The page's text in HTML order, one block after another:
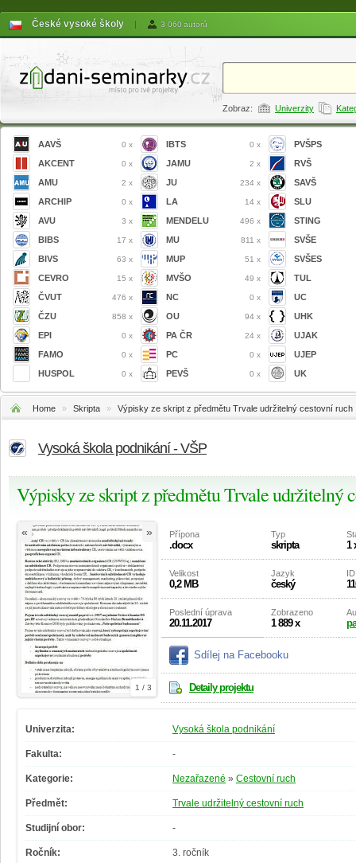
České vysoké školy | 3 060 autorů
Zobraz: Univerzity
AAVŠ 0 x
AKCENT 0 x
AMU 2 x
ARCHIP 0 x
AVU 3 x
BIBS 17 x
BIVS 63 x
CEVRO 15 x
ČVUT 476 x
ČZU 858 x
EPI 0 x
FAMO 0 x
HUSPOL 0 x
IBTS 0 x
JAMU 2 x
JU 234 x
LA 14 x
MENDELU 496 x
MU 811 x
MUP 51 x
MVŠO 49 x
NC 0 x
OU 94 x
PA ČR 24 x
PC 0 x
PEVŠ 0 x
PVŠPS
RVŠ
SAVŠ
SLU
STING
SVŠE
SVŠES
TUL
UC
UHK
UJAK
UJEP
UK
Home » Skripta » Výpisky ze skript z předmětu Trvale udržitelný cestovní ruch
Vysoká škola podnikání - VŠP
Výpisky ze skript z předmětu Trvale udržitelný
1 / 3
« » Přípona
.docx
Typ
skripta 1
Velikost
0,2 MB
Jazyk
český
Poslední úprava
20.11.2017
Zobrazeno
1 889 x
Sdílej na Facebooku
Detaily projektu
Univerzita: Vysoká škola podnikání
Fakulta: -
Kategorie: Nezařazené » Cestovní ruch
Předmět: Trvale udržitelný cestovní ruch
Studijní obor: -
Ročník: 3. ročník